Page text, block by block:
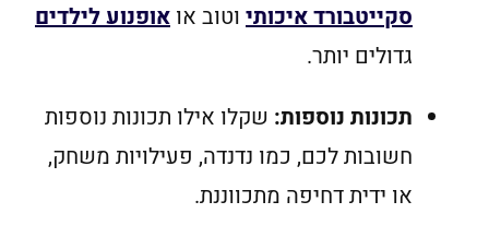
סקייטבורד איכותי וטוב או אופנוע לילדים
גדולים יותר.
תכונות נוספות: שקלו אילו תכונות נוספות
חשובות לכם, כמו נדנדה, פעילויות משחק,
או ידית דחיפה מתכווננת.